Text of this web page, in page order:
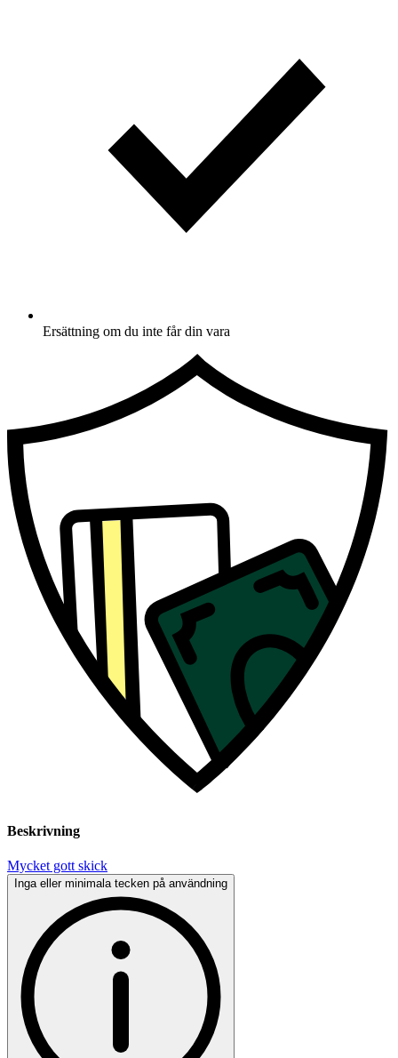
Ersättning om du inte får din vara
Beskrivning
Mycket gott skick
Inga eller minimala tecken på användning